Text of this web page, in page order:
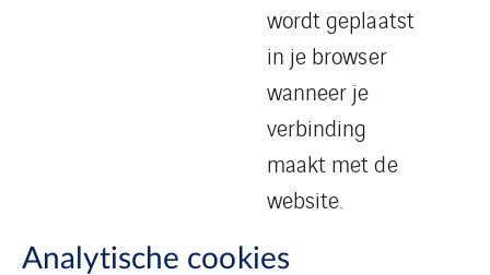
wordt geplaatst
in je browser
wanneer je
verbinding
maakt met de
website.
Analytische cookies